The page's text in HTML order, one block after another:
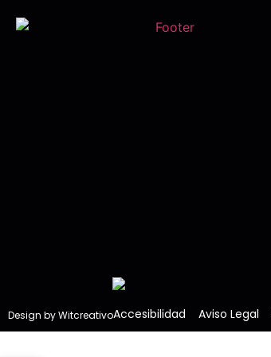
Design by WitcreativoAccesibilidad Aviso Legal